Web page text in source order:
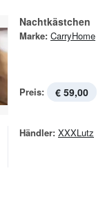
Nachtkästchen
Marke: CarryHome
Preis: € 59,00
Händler: XXXLutz